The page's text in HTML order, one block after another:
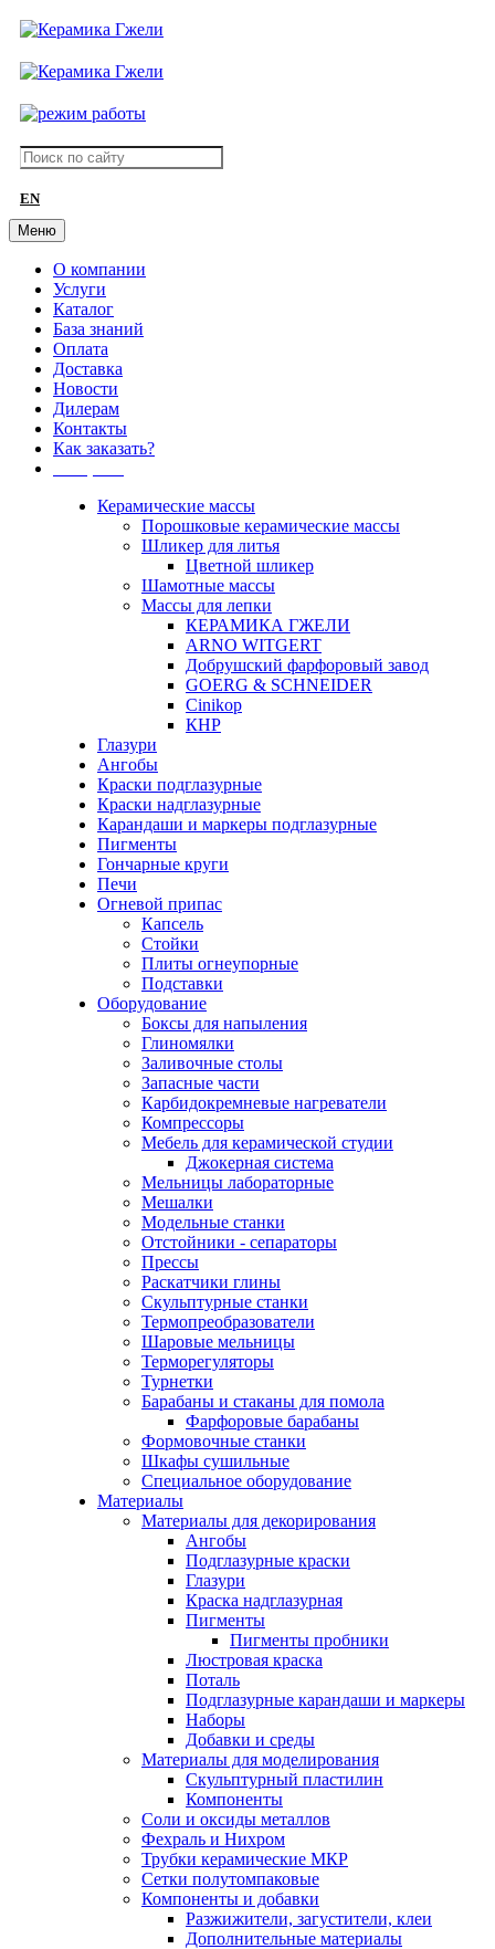
EN
Меню
О компании
Услуги
Каталог
База знаний
Оплата
Доставка
Новости
Дилерам
Контакты
Как заказать?
Керамические массы
Порошковые керамические массы
Шликер для литья
Цветной шликер
Шамотные массы
Массы для лепки
КЕРАМИКА ГЖЕЛИ
ARNO WITGERT
Добрушский фарфоровый завод
GOERG & SCHNEIDER
Cinikop
КНР
Глазури
Ангобы
Краски подглазурные
Краски надглазурные
Карандаши и маркеры подглазурные
Пигменты
Гончарные круги
Печи
Огневой припас
Капсель
Стойки
Плиты огнеупорные
Подставки
Оборудование
Боксы для напыления
Глиномялки
Заливочные столы
Запасные части
Карбидокремневые нагреватели
Компрессоры
Мебель для керамической студии
Джокерная система
Мельницы лабораторные
Мешалки
Модельные станки
Отстойники - сепараторы
Прессы
Раскатчики глины
Скульптурные станки
Термопреобразователи
Шаровые мельницы
Терморегуляторы
Турнетки
Барабаны и стаканы для помола
Фарфоровые барабаны
Формовочные станки
Шкафы сушильные
Специальное оборудование
Материалы
Материалы для декорирования
Ангобы
Подглазурные краски
Глазури
Краска надглазурная
Пигменты
Пигменты пробники
Люстровая краска
Поталь
Подглазурные карандаши и маркеры
Наборы
Добавки и среды
Материалы для моделирования
Скульптурный пластилин
Компоненты
Соли и оксиды металлов
Фехраль и Нихром
Трубки керамические МКР
Сетки полутомпаковые
Компоненты и добавки
Разжижители, загустители, клеи
Дополнительные материалы